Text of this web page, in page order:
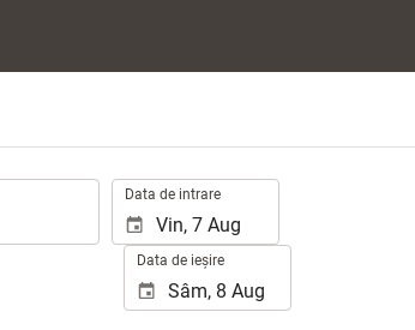
Data de intrare
Data de ieșire